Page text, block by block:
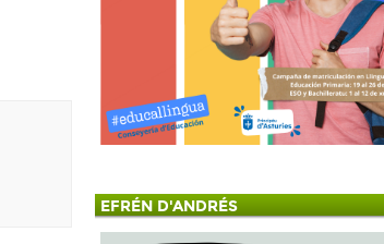
EFRÉN D'ANDRÉS